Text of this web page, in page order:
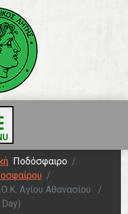
Ποδόσφαιρο
Αγίου Αθανασίου